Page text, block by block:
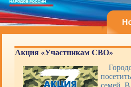
Акция «Участникам СВО»
семей.